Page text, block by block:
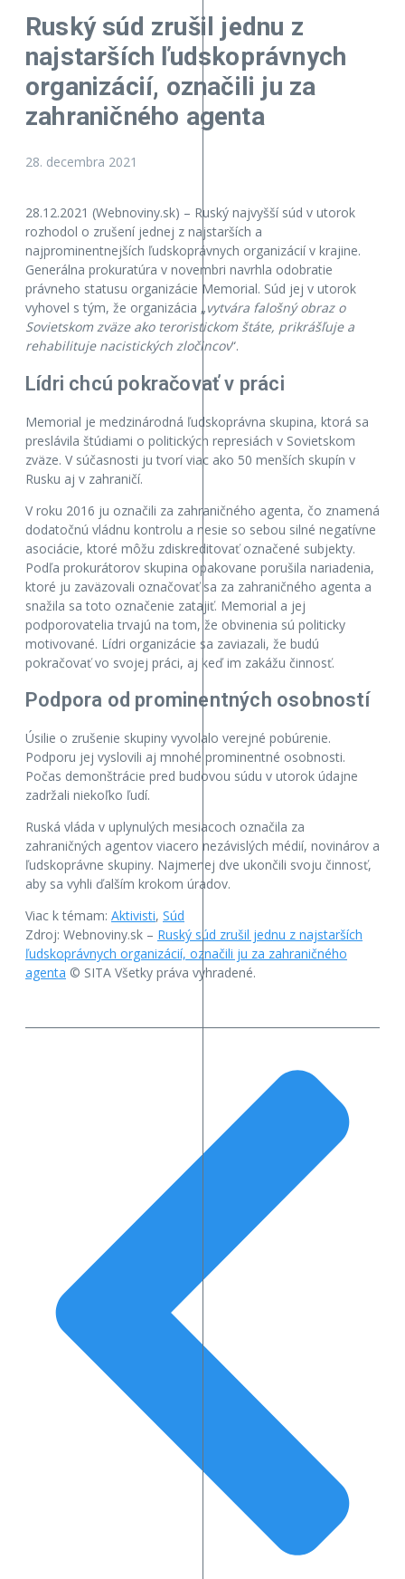
Ruský súd zrušil jednu z
najstarších ľudskoprávnych
organizácií, označili ju za
zahraničného agenta
28. decembra 2021
28.12.2021 (Webnoviny.sk) – Ruský najvyšší súd v utorok
rozhodol o zrušení jednej z najstarších a
najprominentnejších ľudskoprávnych organizácií v krajine.
Generálna prokuratúra v novembri navrhla odobratie
právneho statusu organizácie Memorial. Súd jej v utorok
vyhovel s tým, že organizácia „vytvára falošný obraz o
Sovietskom zväze ako teroristickom štáte, prikrášľuje a
rehabilituje nacistických zločincov“.
Lídri chcú pokračovať v práci
Memorial je medzinárodná ľudskoprávna skupina, ktorá sa
preslávila štúdiami o politických represiách v Sovietskom
zväze. V súčasnosti ju tvorí viac ako 50 menších skupín v
Rusku aj v zahraničí.
V roku 2016 ju označili za zahraničného agenta, čo znamená
dodatočnú vládnu kontrolu a nesie so sebou silné negatívne
asociácie, ktoré môžu zdiskreditovať označené subjekty.
Podľa prokurátorov skupina opakovane porušila nariadenia,
ktoré ju zaväzovali označovať sa za zahraničného agenta a
snažila sa toto označenie zatajiť. Memorial a jej
podporovatelia trvajú na tom, že obvinenia sú politicky
motivované. Lídri organizácie sa zaviazali, že budú
pokračovať vo svojej práci, aj keď im zakážu činnosť.
Podpora od prominentných osobností
Úsilie o zrušenie skupiny vyvolalo verejné pobúrenie.
Podporu jej vyslovili aj mnohé prominentné osobnosti.
Počas demonštrácie pred budovou súdu v utorok údajne
zadržali niekoľko ľudí.
Ruská vláda v uplynulých mesiacoch označila za
zahraničných agentov viacero nezávislých médií, novinárov a
ľudskoprávne skupiny. Najmenej dve ukončili svoju činnosť,
aby sa vyhli ďalším krokom úradov.
Viac k témam: Aktivisti, Súd
Zdroj: Webnoviny.sk – Ruský súd zrušil jednu z najstarších
ľudskoprávnych organizácií, označili ju za zahraničného
agenta © SITA Všetky práva vyhradené.